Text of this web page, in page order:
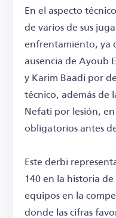
En el aspecto
de varios de sus
enfrentamiento, ya
ausencia de Ayoub
y Karim Baadi por
técnico, además de
Nefati por lesión,
obligatorios antes
Este derbi
140 en la historia
equipos en la
donde las cifras